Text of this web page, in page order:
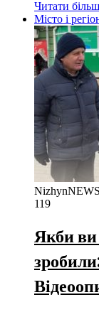
Читати
Місто і
NizhynNEWS
119
Якби